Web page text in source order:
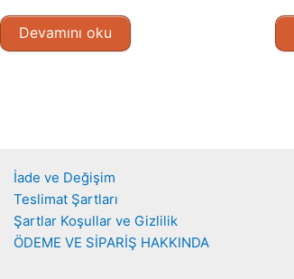
Devamını oku
İade ve Değişim
Teslimat Şartları
Şartlar Koşullar ve Gizlilik
ÖDEME VE SİPARİŞ HAKKINDA